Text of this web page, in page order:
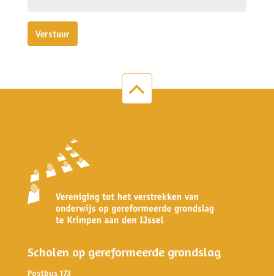
Verstuur
Scholen op gereformeerde grondslag
Postbus 173